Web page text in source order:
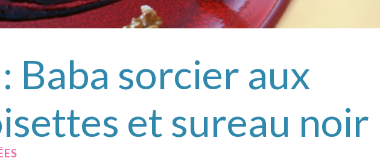
Baba sorcier aux
et sureau noir